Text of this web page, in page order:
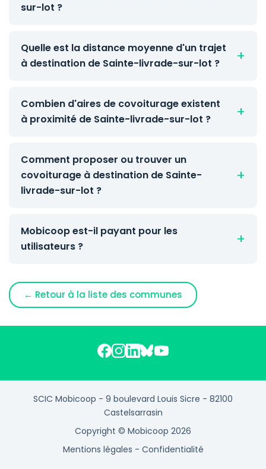
sur-lot ?
Quelle est la distance moyenne d'un trajet
à destination de Sainte-livrade-sur-lot ?
Combien d'aires de covoiturage existent
à proximité de Sainte-livrade-sur-lot ?
Comment proposer ou trouver un
covoiturage à destination de Sainte-
livrade-sur-lot ?
Mobicoop est-il payant pour les
utilisateurs ?
← Retour à la liste des communes
SCIC Mobicoop - 9 boulevard Louis Sicre - 82100
Castelsarrasin
Copyright © Mobicoop 2026
Mentions légales - Confidentialité